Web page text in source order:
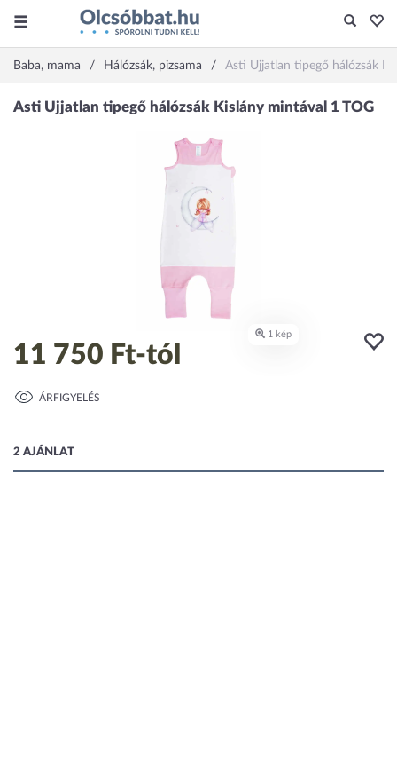
Baba, mama Hálózsák, pizsama Asti Ujjatlan tipegő hálózsák
11 750 Ft-tól
ÁRFIGYELÉS
2 AJÁNLAT